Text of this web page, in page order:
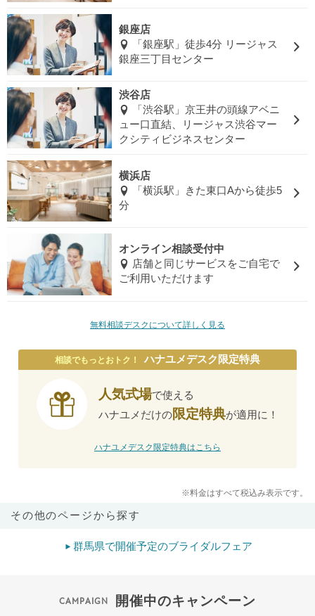
銀座店
「銀座駅」徒歩4分 リージャス
銀座三丁目センター
渋谷店
「渋谷駅」京王井の頭線アベニ
ュー口直結、リージャス渋谷マー
クシティビジネスセンター
横浜店
「横浜駅」きた東口Aから徒歩5
分
オンライン相談受付中
店舗と同じサービスをご自宅で
ご利用いただけます
無料相談デスクについて詳しく見る
相談でもっとおトク！ ハナユメデスク限定特典
人気式場で使える
ハナユメだけの限定特典が適用に！
ハナユメデスク限定特典はこちら
※料金はすべて税込み表示です。
その他のページから探す
群馬県で開催予定のブライダルフェア
開催中のキャンペーン